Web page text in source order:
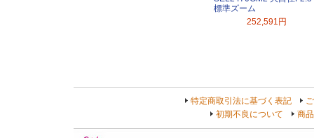
標準ズーム
252,591円
特定商取引法に基づく表記
初期不良について
商